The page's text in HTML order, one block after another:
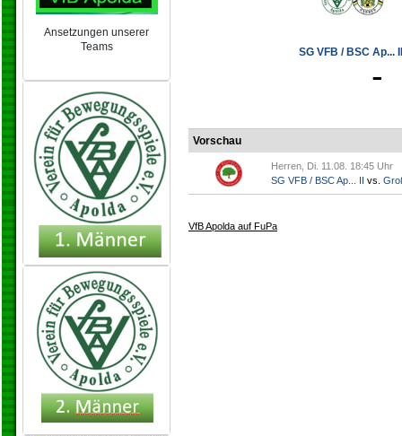
Ansetzungen unserer
Teams
SG VFB / BSC Ap...
-
Vorschau
Herren, Di. 11.08. 18:45 Uhr
SG VFB / BSC Ap... II vs.
VfB Apolda auf FuPa